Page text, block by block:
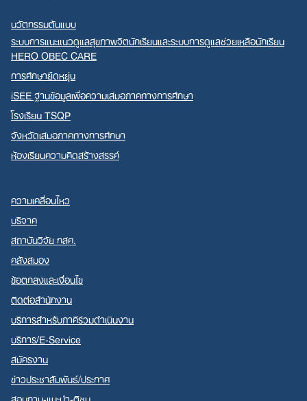
นวัตกรรมต้นแบบ
ระบบการแนะแนวดูแลสุขภาพจิตนักเรียนและระบบการดูแลช่วยเหลือนักเรียน
HERO OBEC CARE
การศึกษายืดหยุ่น
iSEE ฐานข้อมูลเพื่อความเสมอภาคทางการศึกษา
โรงเรียน TSQP
จังหวัดเสมอภาคทางการศึกษา
ห้องเรียนความคิดสร้างสรรค์
ความเคลื่อนไหว
บริจาค
สถาบันวิจัย กสศ.
คลังสมอง
ข้อตกลงและเงื่อนไข
ติดต่อสำนักงาน
บริการสำหรับภาคีร่วมดำเนินงาน
บริการ/E-Service
สมัครงาน
ข่าวประชาสัมพันธ์/ประกาศ